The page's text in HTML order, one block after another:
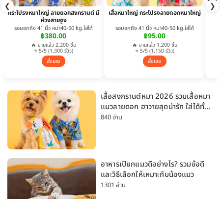
❮ ❯
กระโปรงหมาใหญ่ ลายดอกสงกรานต์ มี
ห่วงสายจูง
รอบอกถึง 41 นิ้ว หมา40-50 kg.ใส่ได้
฿380.00
🔥 ขายแล้ว 2,200 ชิ้น
⭐ 5/5 (1,300 รีวิว)
สั่งเลย
เสื้อหมาใหญ่ กระโปรงลายดอกหมาใหญ่
รอบอกถึง 41 นิ้ว หมา40-50 kg.ใส่ได้
฿95.00
🔥 ขายแล้ว 1,200 ชิ้น
⭐ 5/5 (1,150 รีวิว)
สั่งเลย
เสื้อสงกรานต์หมา 2026 รวมเสื้อหมา
แมวลายดอก ฮาวายสุดน่ารัก ใส่ได้ทั้ง
หมาเล็กและหมาใหญ่
840 อ่าน
อาหารเปียกแมวดีอย่างไร? รวมข้อดี
และวิธีเลือกให้เหมาะกับน้องแมว
1301 อ่าน